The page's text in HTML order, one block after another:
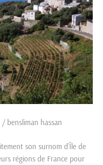
bensliman hassan
son surnom d’Île de
régions de France pour